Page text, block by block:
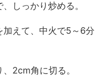
しっかり炒める。
加えて、中火で5～6分
2cm角に切る。